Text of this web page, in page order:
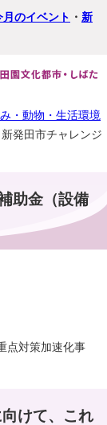
月のイベント ・ 新
・動物・生活環境
発田市チャレンジ
助金（設備
点対策加速化事
けて、これ